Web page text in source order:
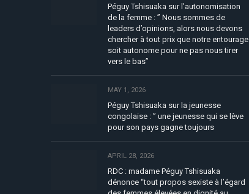
Péguy Tshisuaka sur l’autonomisation
de la femme : ” Nous sommes de
leaders d’opinions, alors nous devons
chercher à tout prix que notre entourage
soit autonome pour ne pas nous tirer
vers le bas”
MAY 1, 2026
Péguy Tshisuaka sur la jeunesse
congolaise : ” une jeunesse qui se lève
pour son pays gagne toujours
APRIL 28, 2026
RDC : madame Péguy Tshisuaka
dénonce “tout propos sexiste à l’égard